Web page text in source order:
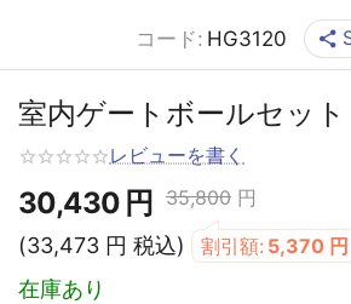
コード: HG3120
室内ゲートボールセット
レビューを書く
30,430 円 35,800 円
(33,473 円 税込) 割引額: 5,370 円
在庫あり